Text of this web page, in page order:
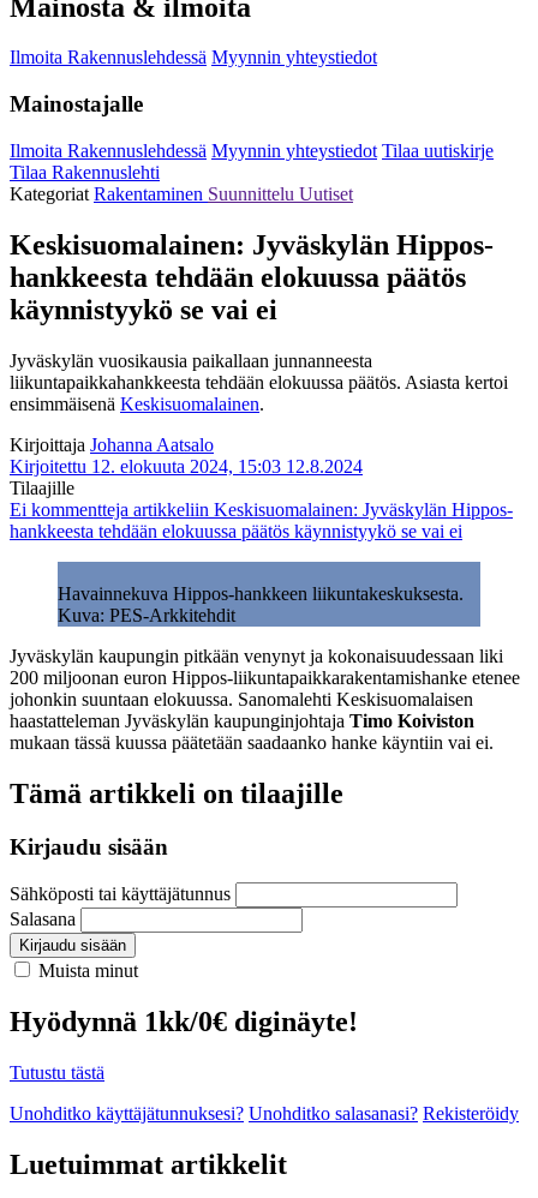
Mainosta & ilmoita
Ilmoita Rakennuslehdessä Myynnin yhteystiedot
Mainostajalle
Ilmoita Rakennuslehdessä Myynnin yhteystiedot Tilaa uutiskirje
Tilaa Rakennuslehti
Kategoriat Rakentaminen Suunnittelu Uutiset
Keskisuomalainen: Jyväskylän Hippos-
hankkeesta tehdään elokuussa päätös
käynnistyykö se vai ei
Jyväskylän vuosikausia paikallaan junnanneesta
liikuntapaikkahankkeesta tehdään elokuussa päätös. Asiasta kertoi
ensimmäisenä Keskisuomalainen.
Kirjoittaja Johanna Aatsalo
Kirjoitettu 12. elokuuta 2024, 15:03 12.8.2024
Tilaajille
Ei kommentteja artikkeliin Keskisuomalainen: Jyväskylän Hippos-
hankkeesta tehdään elokuussa päätös käynnistyykö se vai ei
Havainnekuva Hippos-hankkeen liikuntakeskuksesta.
Kuva: PES-Arkkitehdit
Jyväskylän kaupungin pitkään venynyt ja kokonaisuudessaan liki
200 miljoonan euron Hippos-liikuntapaikkarakentamishanke etenee
johonkin suuntaan elokuussa. Sanomalehti Keskisuomalaisen
haastatteleman Jyväskylän kaupunginjohtaja Timo Koiviston
mukaan tässä kuussa päätetään saadaanko hanke käyntiin vai ei.
Tämä artikkeli on tilaajille
Kirjaudu sisään
Sähköposti tai käyttäjätunnus
Salasana
Kirjaudu sisään
Muista minut
Hyödynnä 1kk/0€ diginäyte!
Tutustu tästä
Unohditko käyttäjätunnuksesi? Unohditko salasanasi? Rekisteröidy
Luetuimmat artikkelit